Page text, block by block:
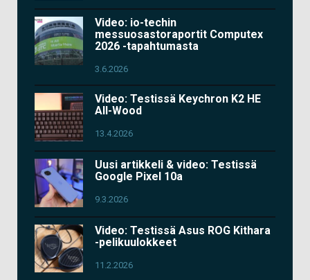
Video: io-techin
messuosastoraportit Computex
2026 -tapahtumasta
3.6.2026
Video: Testissä Keychron K2 HE
All-Wood
13.4.2026
Uusi artikkeli & video: Testissä
Google Pixel 10a
9.3.2026
Video: Testissä Asus ROG Kithara
-pelikuulokkeet
11.2.2026